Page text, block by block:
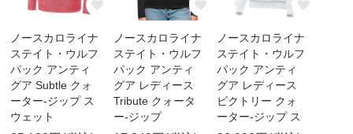
ノースカロライナ
ステイト・ウルフ
パック アンティ
グア Subtle クォ
ーター-ジップ ス
ウェット
ノースカロライナ
ステイト・ウルフ
パック アンティ
グア レディース
Tribute クォータ
ー-ジップ
ノースカロライナ
ステイト・ウルフ
パック アンティ
グア レディース
ビクトリー クォ
ーター-ジップ ス